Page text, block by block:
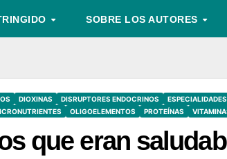
SOBRE LOS AUTORES
DIOXINAS DISRUPTORES ENDOCRINOS
OLIGOELEMENTOS PROTEÍNAS
que eran